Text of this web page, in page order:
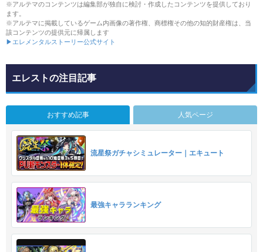
※アルテマのコンテンツは編集部が独自に検討・作成したコンテンツを提供しており
ます。
※アルテマに掲載しているゲーム内画像の著作権、商標権その他の知的財産権は、当
該コンテンツの提供元に帰属します
▶エレメンタルストーリー公式サイト
エレストの注目記事
おすすめ記事 人気ページ
流星祭ガチャシミュレーター｜エキュート
最強キャラランキング